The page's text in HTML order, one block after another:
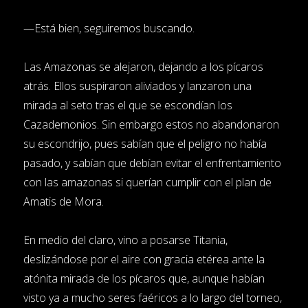
—Está bien, seguiremos buscando.
Las Amazonas se alejaron, dejando a los pícaros
atrás. Ellos suspiraron aliviados y lanzaron una
mirada al seto tras el que se escondían los
Cazademonios. Sin embargo estos no abandonaron
su escondrijo, pues sabían que el peligro no había
pasado, y sabían que debían evitar el enfrentamiento
con las amazonas si querían cumplir con el plan de
Amatis de Mora.
En medio del claro, vino a posarse Titania,
deslizándose por el aire con gracia etérea ante la
atónita mirada de los pícaros que, aunque habían
visto ya a mucho seres faéricos a lo largo del torneo,